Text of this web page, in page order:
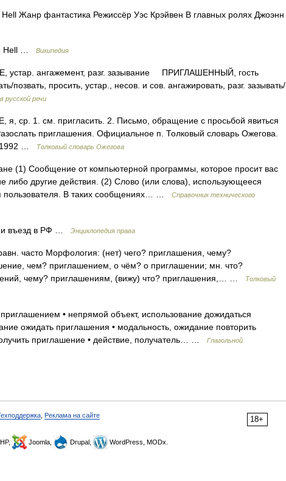
Жанр фантастика Режиссёр Уэс Крэйвен В главных ролях Джоэнн
Hell … Википедия
ангажемент, разг. зазывание ПРИГЛАШЕННЫЙ, гость
просить, устар., несов. и сов. ангажировать, разг. зазывать/
русской речи
ср. 1. см. пригласить. 2. Письмо, обращение с просьбой явиться
приглашения. Официальное п. Толковый словарь Ожегова.
1992 …
Толковый словарь Ожегова
(1) Сообщение от компьютерной программы, которое просит вас
либо другие действия. (2) Слово (или слова), использующееся
пользователя. В таких сообщениях… …
Справочник технического
въезд в РФ … Энциклопедия права
часто Морфология: (нет) чего? приглашения, чему?
чем? приглашением, о чём? о приглашении; мн. что?
чему? приглашениям, (вижу) что? приглашения,… …
Толковый
• непрямой объект, использование дожидаться
ожидать приглашения • модальность, ожидание повторить
приглашение • действие, получатель… …
Глагольной
18+
Реклама на сайте
Joomla, Drupal, WordPress, MODx.